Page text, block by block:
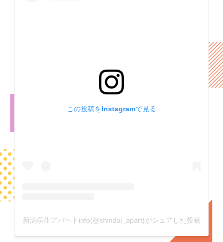
この投稿をInstagramで見る
新潟学生アパートinfo(@shindai_apart)がシェアした投稿